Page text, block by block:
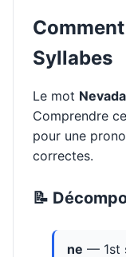
Syllabes
Le mot Nevada
Comprendre
pour une
correctes.
📝
ne — 1st